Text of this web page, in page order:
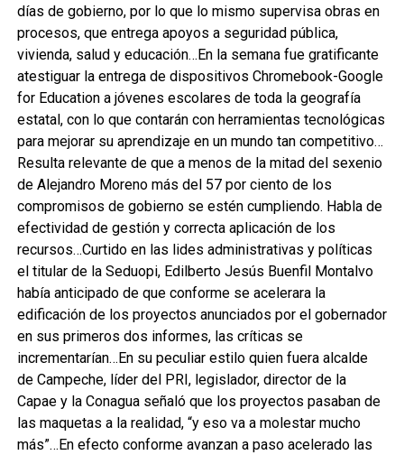
días de gobierno, por lo que lo mismo supervisa obras en
procesos, que entrega apoyos a seguridad pública,
vivienda, salud y educación…En la semana fue gratificante
atestiguar la entrega de dispositivos Chromebook-Google
for Education a jóvenes escolares de toda la geografía
estatal, con lo que contarán con herramientas tecnológicas
para mejorar su aprendizaje en un mundo tan competitivo…
Resulta relevante de que a menos de la mitad del sexenio
de Alejandro Moreno más del 57 por ciento de los
compromisos de gobierno se estén cumpliendo. Habla de
efectividad de gestión y correcta aplicación de los
recursos…Curtido en las lides administrativas y políticas
el titular de la Seduopi, Edilberto Jesús Buenfil Montalvo
había anticipado de que conforme se acelerara la
edificación de los proyectos anunciados por el gobernador
en sus primeros dos informes, las críticas se
incrementarían…En su peculiar estilo quien fuera alcalde
de Campeche, líder del PRI, legislador, director de la
Capae y la Conagua señaló que los proyectos pasaban de
las maquetas a la realidad, “y eso va a molestar mucho
más”…En efecto conforme avanzan a paso acelerado las